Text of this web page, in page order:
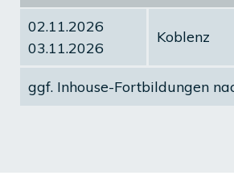
02.11.2026
03.11.2026
Koblenz
ggf. Inhouse-Fortbildungen